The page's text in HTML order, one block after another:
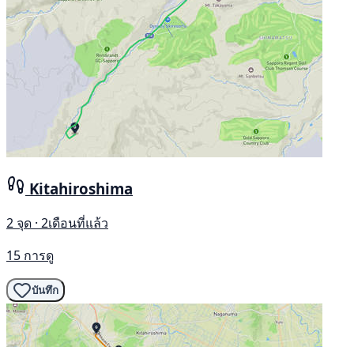
Kitahiroshima
2 จุด · 2เดือนที่แล้ว
15 การดู
บันทึก